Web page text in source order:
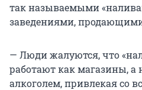
так называемыми
заведениями,
— Люди жалуются, что
работают как магазины, а
алкоголем, привлекая со